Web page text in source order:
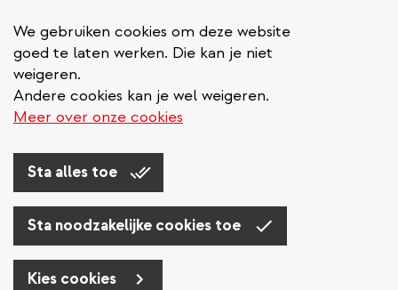
We gebruiken cookies om deze website
goed te laten werken. Die kan je niet
weigeren.
Andere cookies kan je wel weigeren.
Meer over onze cookies
Sta alles toe
Sta noodzakelijke cookies toe
Kies cookies